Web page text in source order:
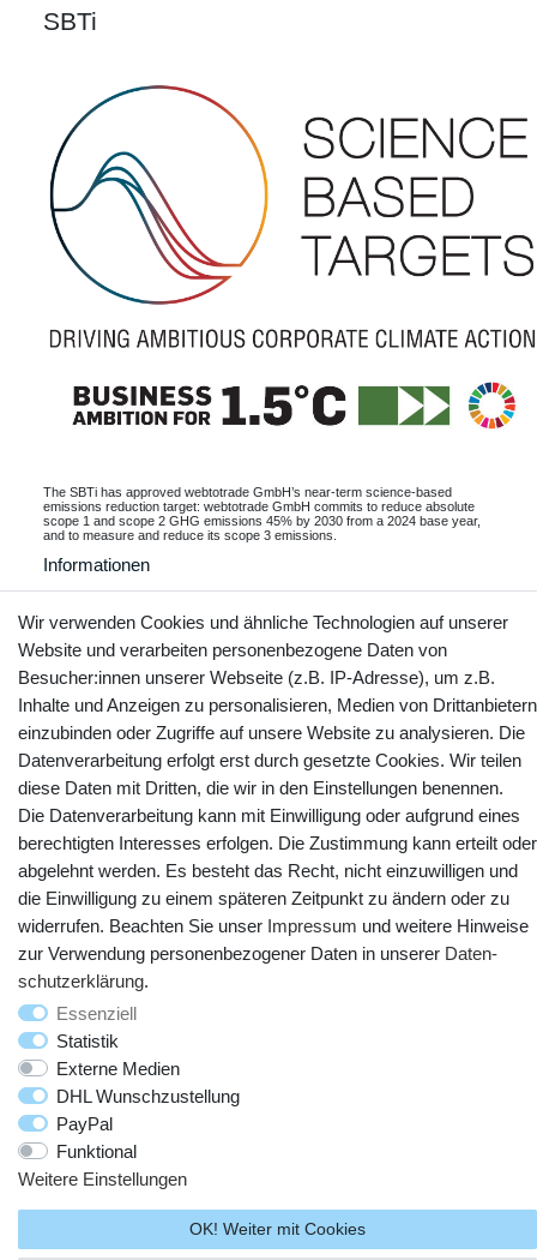
SBTi
The SBTi has approved webtotrade GmbH’s near-term science-based
emissions reduction target: webtotrade GmbH commits to reduce absolute
scope 1 and scope 2 GHG emissions 45% by 2030 from a 2024 base year,
and to measure and reduce its scope 3 emissions.
Informationen
Vertrag widerrufen Kontakt
YouTube Facebook Instagram
© Copyright 2025 webtotrade GmbH. Alle Rechte vorbehalten.
Wir verwenden Cookies und ähnliche Technologien auf unserer
Website und verarbeiten personenbezogene Daten von
Besucher:innen unserer Webseite (z.B. IP-Adresse), um z.B.
Inhalte und Anzeigen zu personalisieren, Medien von Drittanbietern
einzubinden oder Zugriffe auf unsere Website zu analysieren. Die
Datenverarbeitung erfolgt erst durch gesetzte Cookies. Wir teilen
diese Daten mit Dritten, die wir in den Einstellungen benennen.
Die Datenverarbeitung kann mit Einwilligung oder aufgrund eines
berechtigten Interesses erfolgen. Die Zustimmung kann erteilt oder
abgelehnt werden. Es besteht das Recht, nicht einzuwilligen und
die Einwilligung zu einem späteren Zeitpunkt zu ändern oder zu
widerrufen. Beachten Sie unser Impressum und weitere Hinweise
zur Verwendung personenbezogener Daten in unserer Daten­
schutz­erklärung.
Essenziell
Statistik
Externe Medien
DHL Wunschzustellung
PayPal
Funktional
Weitere Einstellungen
OK! Weiter mit Cookies